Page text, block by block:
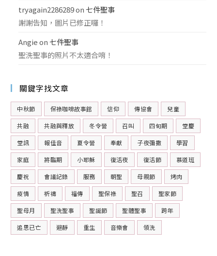
tryagain2286289on 七件聖事
謝謝告知，圖片已修正囉！
Angie on 七件聖事
聖洗聖事的照片不太適合唷！
關鍵字找文章
中秋節 保祿咖啡故事館 信仰 傳協會 兒童
共融 共融與釋放 冬令營 召叫 四旬期 堂慶
堂訊 報佳音 夏令營 奉獻 子夜彌撒 學習
家庭 將臨期 小耶穌 復活夜 復活節 慕道班
慶祝 會議記錄 服務 朝聖 母親節 烤肉
疫情 祈禱 福傳 聖保祿 聖召 聖家節
聖母月 聖洗聖事 聖誕節 聖體聖事 跨年
追思已亡 避靜 重生 音樂會 領洗